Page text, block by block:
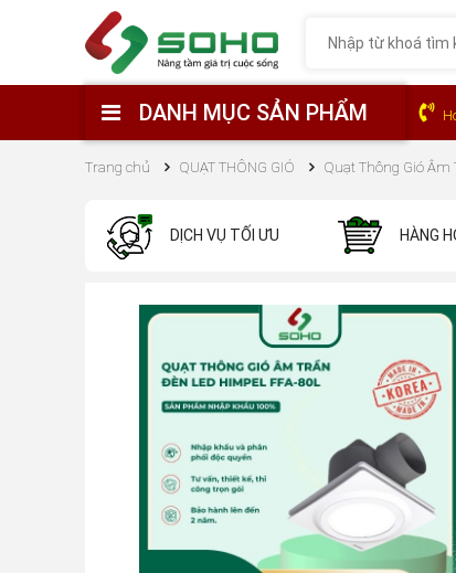
DANH MỤC SẢN PHẨM
Trang chủ QUẠT THÔNG GIÓ Quạt Thông Gió Âm
DỊCH VỤ TỐI ƯU HÀNG